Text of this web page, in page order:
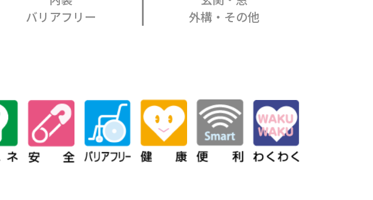
バリアフリー
外構・その他